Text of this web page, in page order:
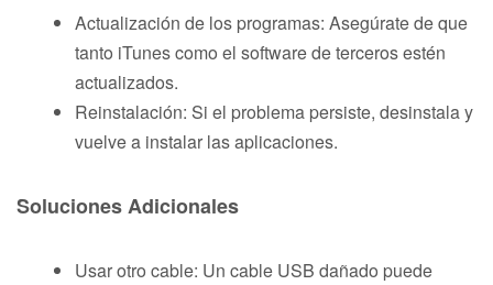
Actualización de los programas: Asegúrate de que
tanto iTunes como el software de terceros estén
actualizados.
Reinstalación: Si el problema persiste, desinstala y
vuelve a instalar las aplicaciones.
Soluciones Adicionales
Usar otro cable: Un cable USB dañado puede